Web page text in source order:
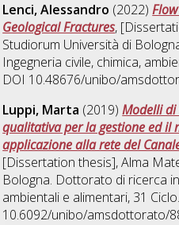
Lenci, Alessandro (2022)
Geological Fractures,
Studiorum Università di
Ingegneria civile, chimica,
DOI 10.48676/unibo/
Luppi, Marta (2019)Modelli
qualitativa per la gestione ed
applicazione alla rete del
[Dissertation thesis], Alma
Bologna. Dottorato di ricerca in
ambientali e alimentari, 31
10.6092/unibo/amsdottorato/